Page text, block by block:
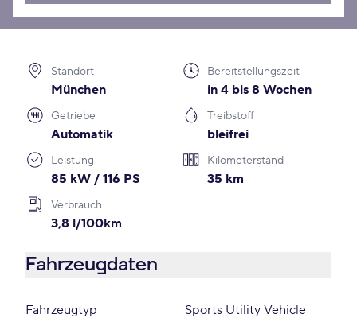
Standort
München
Bereitstellungszeit
in 4 bis 8 Wochen
Getriebe
Automatik
Treibstoff
bleifrei
Leistung
85 kW / 116 PS
Kilometerstand
35 km
Verbrauch
3,8 l/100km
Fahrzeugdaten
Fahrzeugtyp Sports Utility Vehicle